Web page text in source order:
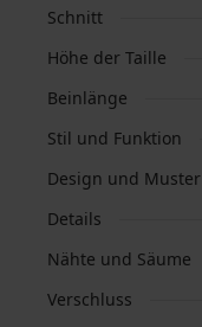
Schnitt
Höhe der Taille
Beinlänge
Stil und Funktion
Design und Muster
Details
Nähte und Säume
Verschluss